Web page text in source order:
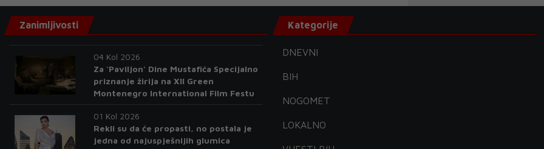
Zanimljivosti
04 Kol 2026
Za 'Paviljon' Dine Mustafića Specijalno
priznanje žirija na XII Green
Montenegro International Film Festu
01 Kol 2026
Rekli su da će propasti, no postala je
jedna od najuspješnijih glumica
Kategorije
DNEVNI
BIH
NOGOMET
LOKALNO